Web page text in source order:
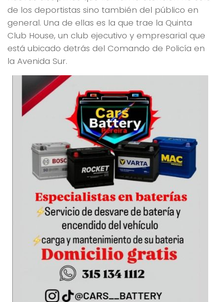
de los deportistas sino también del público en
general. Una de ellas es la que trae la Quinta
Club House, un club ejecutivo y empresarial que
está ubicado detrás del Comando de Policía en
la Avenida Sur.